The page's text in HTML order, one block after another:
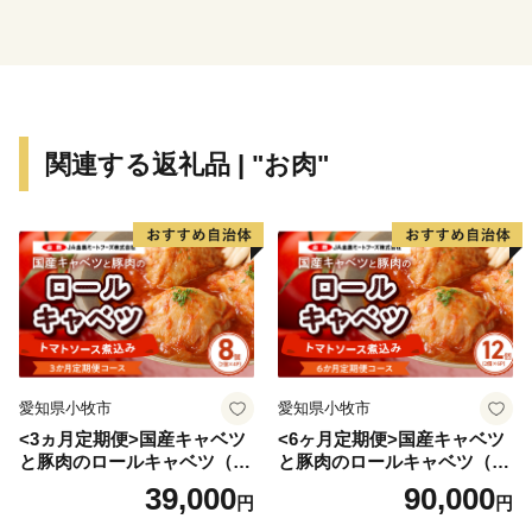
関連する返礼品 | "お肉"
愛知県小牧市
<3ヵ月定期便>国産キャベツ
と豚肉のロールキャベツ（4P
39,000円
愛知県小牧市
<6ヶ月定期便>国産キャベツ
と豚肉のロールキャベツ（6P
90,000円